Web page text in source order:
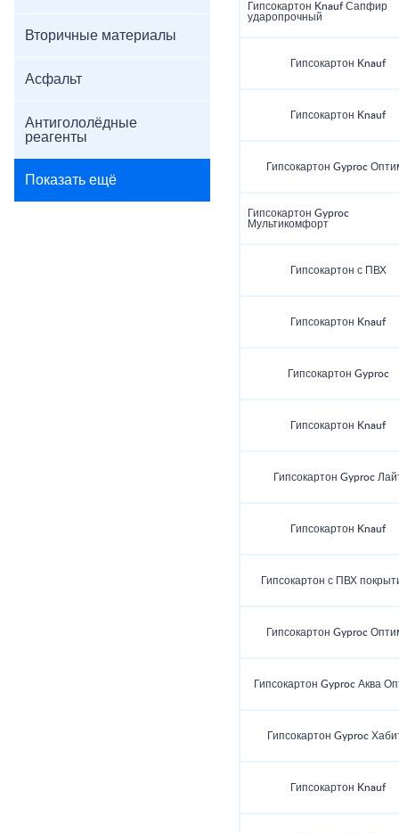
Вторичные материалы
Асфальт
Антигололёдные
реагенты
Показать ещё
Гипсокартон Knauf Сапфир
ударопрочный
Гипсокартон Knauf
Гипсокартон Knauf
Гипсокартон Gyproc
Гипсокартон Gyproc
Мультикомфорт
Гипсокартон с ПВХ
Гипсокартон Knauf
Гипсокартон Gyproc
Гипсокартон Knauf
Гипсокартон Gyproc
Гипсокартон Knauf
Гипсокартон с ПВХ
Гипсокартон Gyproc
Гипсокартон Gyproc Аква
Гипсокартон Gyproc
Гипсокартон Knauf